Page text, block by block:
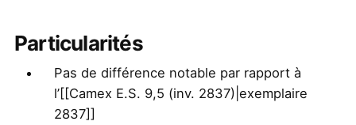
Particularités
Pas de différence notable par rapport à
l’[[Camex E.S. 9,5 (inv. 2837)|exemplaire
2837]]